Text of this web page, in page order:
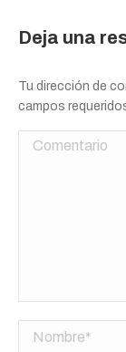
Deja una
Tu dirección de
campos
Comentario
Nombre *